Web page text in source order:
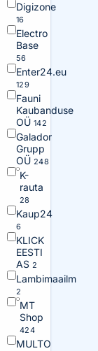
Digizone
16
Electro
Base
56
Enter24.eu
129
Fauni
Kaubanduse
OÜ 142
Galador
Grupp
OÜ 248
K-
rauta
28
Kaup24
6
KLICK
EESTI
AS 2
Lambimaailm
2
MT
Shop
424
MULTO